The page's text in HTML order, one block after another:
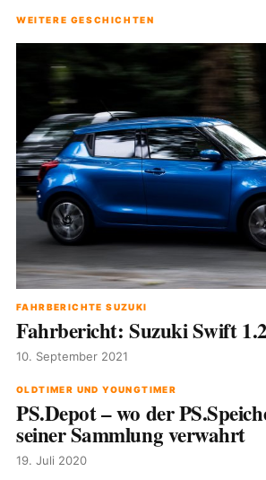
WEITERE GESCHICHTEN
FAHRBERICHTE SUZUKI
Fahrbericht: Suzuki Swift 1.2
10. September 2021
OLDTIMER UND YOUNGTIMER
PS.Depot – wo der
seiner Sammlung verwahrt
19. Juli 2020